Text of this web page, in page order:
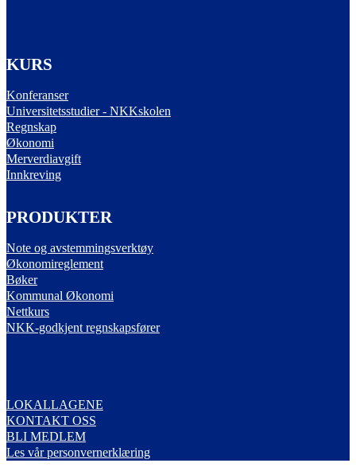
KURS
Konferanser
Universitetsstudier - NKKskolen
Regnskap
Økonomi
Merverdiavgift
Innkreving
PRODUKTER
Note og avstemmingsverktøy
Økonomireglement
Bøker
Kommunal Økonomi
Nettkurs
NKK-godkjent regnskapsfører
LOKALLAGENE
KONTAKT OSS
BLI MEDLEM
Les vår personvernerklæring